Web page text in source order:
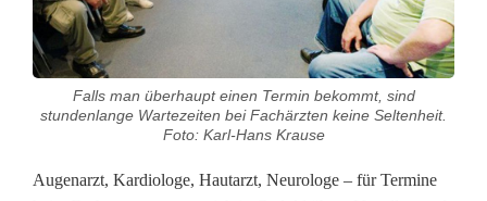
u
c
h
n
Falls man überhaupt einen Termin bekommt, sind
stundenlange Wartezeiten bei Fachärzten keine Seltenheit.
Foto: Karl-Hans Krause
Augenarzt, Kardiologe, Hautarzt, Neurologe – für Termine